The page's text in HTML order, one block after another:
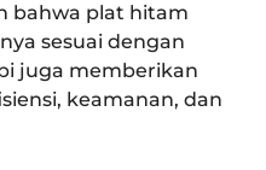
bahwa plat hitam
sesuai dengan
juga memberikan
keamanan, dan